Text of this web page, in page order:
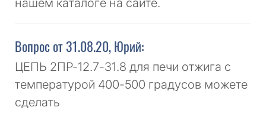
Вопрос от 31.08.20, Юрий:
ЦЕПЬ 2ПР-12.7-31.8 для печи отжига с
температурой 400-500 градусов можете
сделать